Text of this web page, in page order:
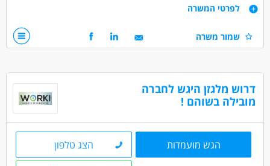
+תנאים סוציאליים!+קליטה ישירה לחברה מובילה עם סביבת עבודה
דרישות
ניסיון קודם בתפקיד זהה חובה
דרושים בתחום
מחסנים ולוגיסטיקה - מעתד מלאי
לפרטי המשרה
שמור משרה
דרוש מלגזן היגש לחברה
מובילה בשוהם !
הגש מועמדות הצג טלפון